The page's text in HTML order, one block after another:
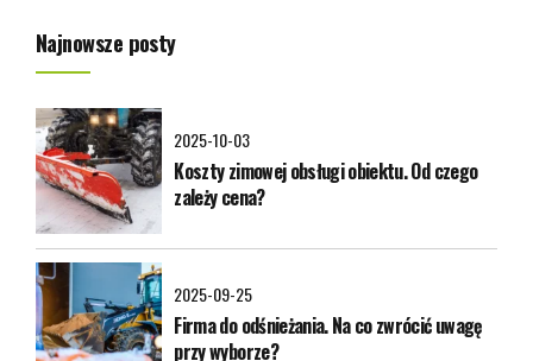
Najnowsze posty
2025-10-03
Koszty zimowej obsługi obiektu. Od czego
zależy cena?
2025-09-25
Firma do odśnieżania. Na co zwrócić uwagę
przy wyborze?